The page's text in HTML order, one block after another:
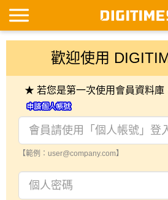
歡迎使用
★ 若您是第一次使用會員資料庫
【範例：user@company.com】